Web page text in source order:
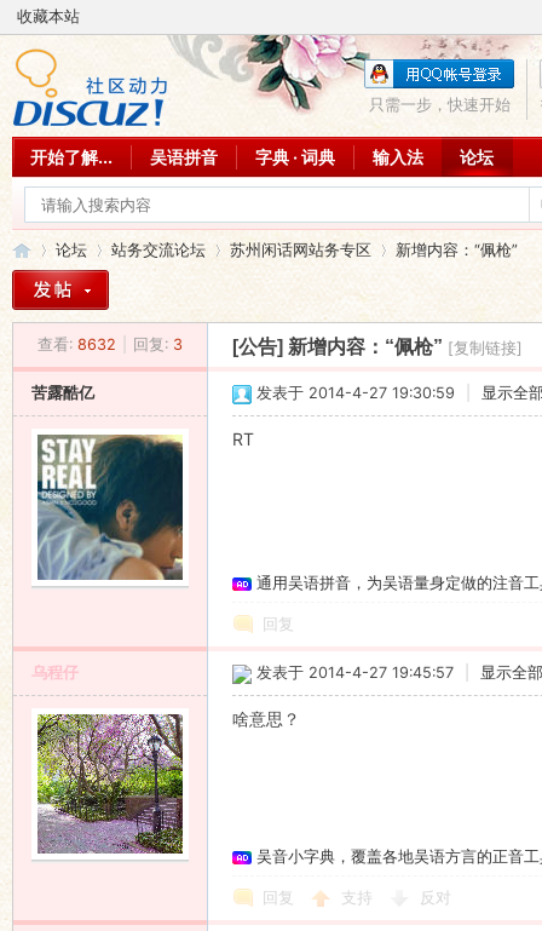
收藏本站
只需一步，快速开始
开始了解... 吴语拼音 字典 · 词典 输入法 论坛
»
论坛
›
站务交流论坛 苏州闲话网站务专区
›
新增内容：“佩枪”
查看: 8632 回复: 3 [公告] 新增内容：“佩枪” [复制链接]
苦露酷亿 发表于 2014-4-27 19:30:59 显示全
RT
通用吴语拼音，为吴语量身定做的注音
回复
乌程仔 发表于 2014-4-27 19:45:57 显示全
啥意思？
吴音小字典，覆盖各地吴语方言的正音
回复 支持 反对